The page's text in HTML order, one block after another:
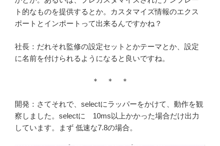
ト的なものを提供するとか。カスタマイズ情報のエクス
ポートとインポートって出来るんですかね？
社長：だれそれ監修の設定セットとかテーマとか、設定
に名前を付けられるようになると良いですね。
＊ ＊ ＊
開発：さてそれで、selectにラッパーをかけて、動作を観
察しました。selectに 10ms以上かかった場合だけ出力
しています。まず 低速な7.8の場合。